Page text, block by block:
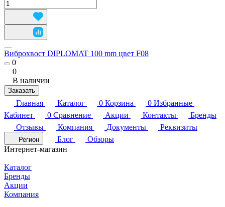
Виброхвост DIPLOMAT 100 mm цвет F08
0
0
В наличии
Заказать
Главная Каталог 0 Корзина 0 Избранные
Кабинет
0 Сравнение Акции Контакты
Бренды
Отзывы
Компания Документы Реквизиты
Регион Блог
Обзоры
Интернет-магазин
Каталог
Бренды
Акции
Компания